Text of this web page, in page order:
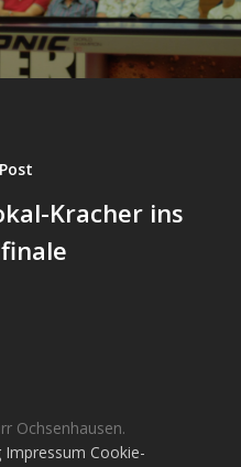
Kracher ins
Ochsenhausen.
Impressum Cookie-